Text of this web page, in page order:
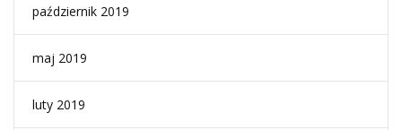
październik 2019
maj 2019
luty 2019